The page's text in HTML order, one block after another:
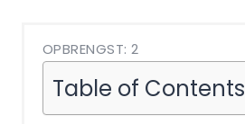
OPBRENGST: 2
Table of Contents